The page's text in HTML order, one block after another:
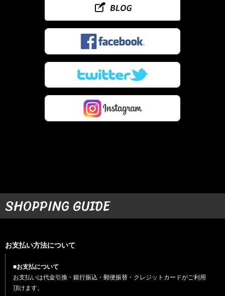
SHOPPING GUIDE
お支払い方法について
■お支払について
お支払いは代金引換・銀行振込・郵便振替・クレジットカードがご利用
頂けます。